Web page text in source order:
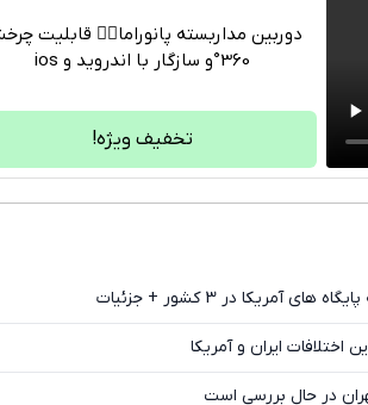
تلگرام
فیسبوک
دوربین مداربسته پانوراما👈🏻 قابلیت
360°و سازگار با اندروید و ios
تخفیف ویژه!
در 3 کشور + جزئیات
اختلافات ایران و آمریکا
در حال بررسی است